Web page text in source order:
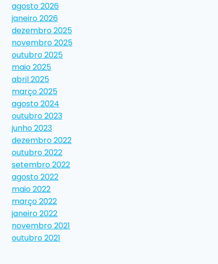
agosto 2026
janeiro 2026
dezembro 2025
novembro 2025
outubro 2025
maio 2025
abril 2025
março 2025
agosto 2024
outubro 2023
junho 2023
dezembro 2022
outubro 2022
setembro 2022
agosto 2022
maio 2022
março 2022
janeiro 2022
novembro 2021
outubro 2021